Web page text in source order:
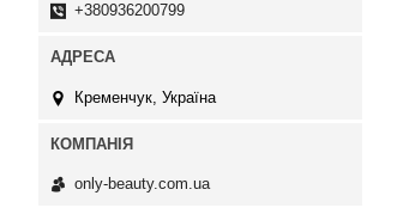
+380936200799
Кременчук, Україна
only-beauty.com.ua